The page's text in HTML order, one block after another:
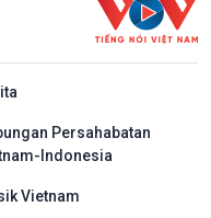
Persahabatan
Indonesia
Vietnam